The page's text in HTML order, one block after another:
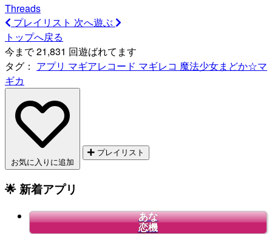
Threads
プレイリスト 次へ遊ぶ
トップへ戻る
今まで 21,831 回遊ばれてます
タグ： アプリ マギアレコード マギレコ 魔法少女まどか☆マ
ギカ
お気に入りに追加
プレイリスト
🌟 新着アプリ
あな
恋機